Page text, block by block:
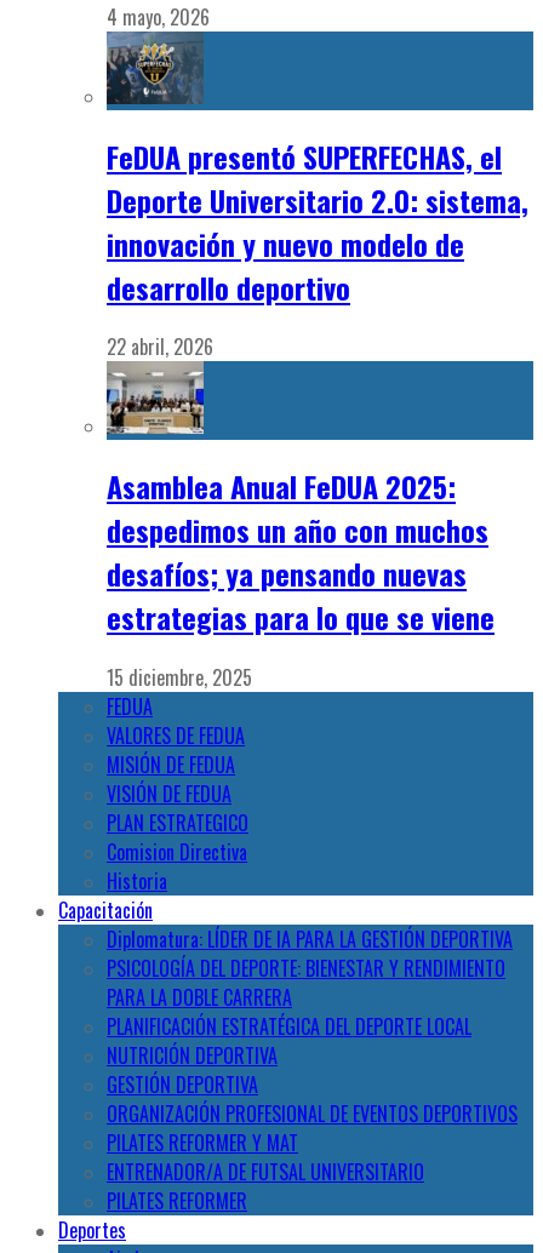
4 mayo, 2026
FeDUA presentó SUPERFECHAS, el
Deporte Universitario 2.0: sistema,
innovación y nuevo modelo de
desarrollo deportivo
22 abril, 2026
Asamblea Anual FeDUA 2025:
despedimos un año con muchos
desafíos; ya pensando nuevas
estrategias para lo que se viene
15 diciembre, 2025
FEDUA
VALORES DE FEDUA
MISIÓN DE FEDUA
VISIÓN DE FEDUA
PLAN ESTRATEGICO
Comision Directiva
Historia
Capacitación
Diplomatura: LÍDER DE IA PARA LA GESTIÓN DEPORTIVA
PSICOLOGÍA DEL DEPORTE: BIENESTAR Y RENDIMIENTO
PARA LA DOBLE CARRERA
PLANIFICACIÓN ESTRATÉGICA DEL DEPORTE LOCAL
NUTRICIÓN DEPORTIVA
GESTIÓN DEPORTIVA
ORGANIZACIÓN PROFESIONAL DE EVENTOS DEPORTIVOS
PILATES REFORMER Y MAT
ENTRENADOR/A DE FUTSAL UNIVERSITARIO
PILATES REFORMER
Deportes